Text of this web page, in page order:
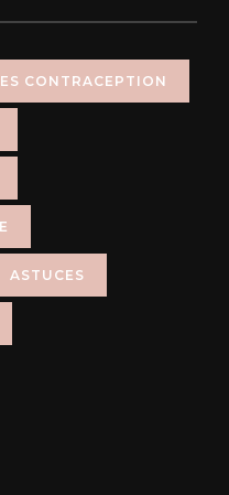
CONTRACEPTION
ASTUCES